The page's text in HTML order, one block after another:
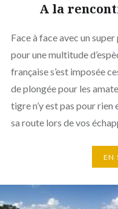
A la
Face à face avec un
pour une multitude
française s’est imposée
de plongée pour les
tigre n’y est pas pour
sa route lors de vos
EN